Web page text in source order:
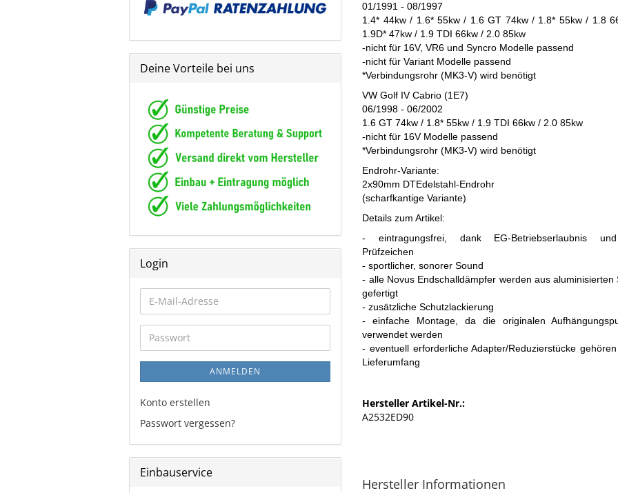
01/1991 - 08/1997
1.4* 44kw / 1.6* 55kw / 1.6 GT 74kw / 1.8* 55kw / 1.8
1.9D* 47kw / 1.9 TDI 66kw / 2.0 85kw
-nicht für 16V, VR6 und Syncro Modelle passend
-nicht für Variant Modelle passend
*Verbindungsrohr (MK3-V) wird benötigt
VW Golf IV Cabrio (1E7)
06/1998 - 06/2002
1.6 GT 74kw / 1.8* 55kw / 1.9 TDI 66kw / 2.0 85kw
-nicht für 16V Modelle passend
*Verbindungsrohr (MK3-V) wird benötigt
Endrohr-Variante:
2x90mm DTEdelstahl-Endrohr
(scharfkantige Variante)
Details zum Artikel:
- eintragungsfrei, dank EG-Betriebserlaubnis
Prüfzeichen
- sportlicher, sonorer Sound
- alle Novus Endschalldämpfer werden aus aluminisierten
gefertigt
- zusätzliche Schutzlackierung
- einfache Montage, da die originalen
verwendet werden
- eventuell erforderliche Adapter/Reduzierstücke
Lieferumfang
Hersteller Artikel-Nr.:
A2532ED90
Hersteller Informationen
Deine Vorteile bei uns
Login
E-
Mail-
Adresse
Passwort
ANMELDEN
Konto erstellen
Passwort vergessen?
Einbauservice